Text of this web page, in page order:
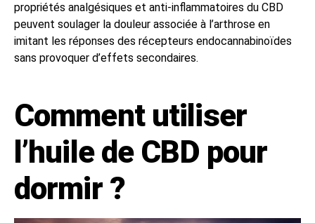
propriétés analgésiques et anti-inflammatoires du CBD
peuvent soulager la douleur associée à l’arthrose en
imitant les réponses des récepteurs endocannabinoïdes
sans provoquer d’effets secondaires.
Comment utiliser
l’huile de CBD pour
dormir ?